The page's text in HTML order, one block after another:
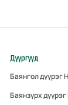
Дүүргүүд
Баянгол дүүрэг
Баянзүрх